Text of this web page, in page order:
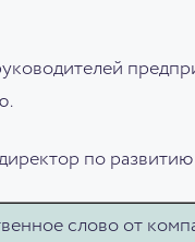
по
слово от